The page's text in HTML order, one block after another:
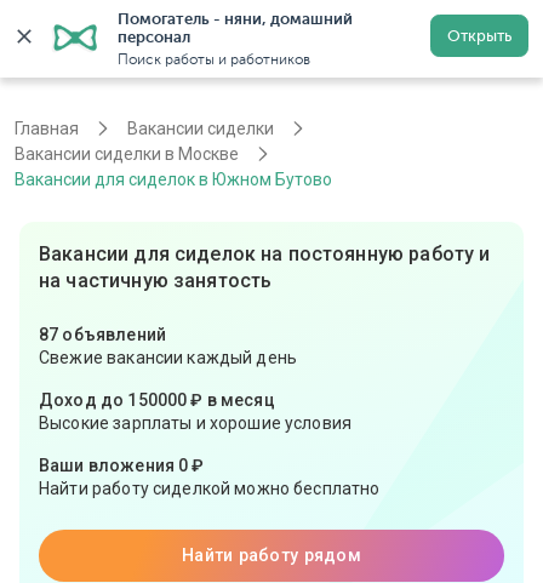
Помогатель - няни, домашний
персонал
Поиск работы и работников
Открыть
Регистрация
Главная
Вакансии сиделки
Вакансии сиделки в Москве
Вакансии для сиделок в Южном Бутово
Вакансии для сиделок на постоянную работу и
на частичную занятость
87 объявлений
Свежие вакансии каждый день
Доход до 150000 ₽ в месяц
Высокие зарплаты и хорошие условия
Ваши вложения 0 ₽
Найти работу сиделкой можно бесплатно
Найти работу рядом